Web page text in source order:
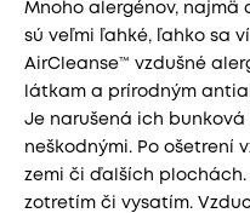
Mnoho alergénov, najmä
sú veľmi ľahké, ľahko sa
AirCleanse™ vzdušné
látkam a prírodným
Je narušená ich
neškodnými. Po ošetrení
zemi či ďalších
zotretím či vysatím.